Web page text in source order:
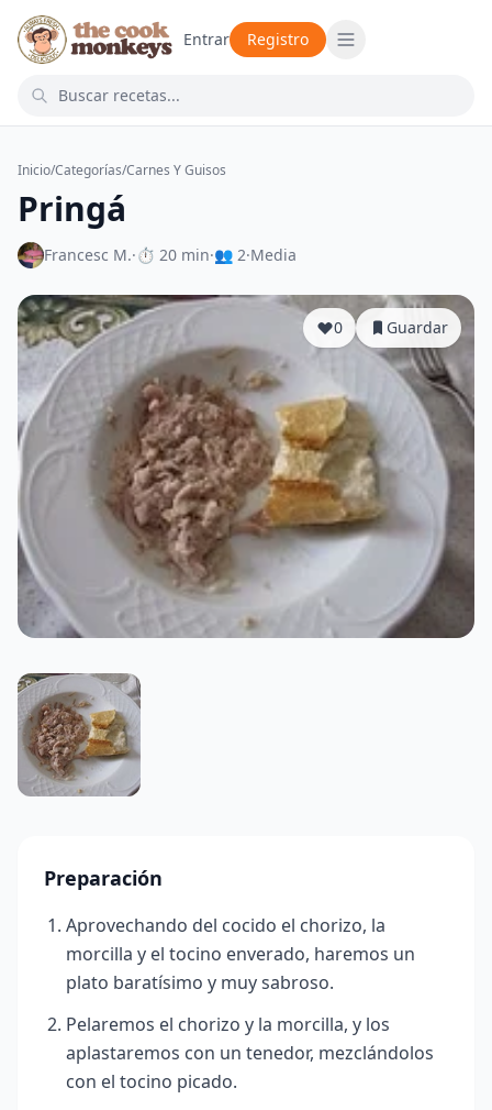
Entrar Registro
Inicio/Categorías/Carnes Y Guisos
Pringá
Francesc M.·⏱ 20 min·👥 2·Media
0 Guardar
Preparación
Aprovechando del cocido el chorizo, la
morcilla y el tocino enverado, haremos un
plato baratísimo y muy sabroso.
Pelaremos el chorizo y la morcilla, y los
aplastaremos con un tenedor, mezclándolos
con el tocino picado.